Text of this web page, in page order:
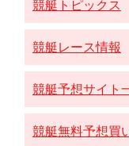
競艇トピックス
競艇レース情報
競艇予想サイト
競艇無料予想買